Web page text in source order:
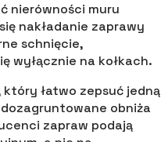
nierówności muru
nakładanie zaprawy
schnięcie,
wyłącznie na kołkach.
łatwo zepsuć jedną
obniża
zapraw podają